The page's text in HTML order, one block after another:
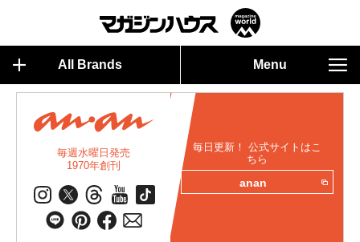
All Brands Menu
毎週水曜日発売
1970年創刊
毎日更新！ 公式サイトはこ
ちら
anan